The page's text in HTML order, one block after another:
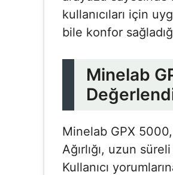
kullanıcıları için
bile konfor
Minelab
Minelab GPX 5000,
Ağırlığı, uzun
Kullanıcı